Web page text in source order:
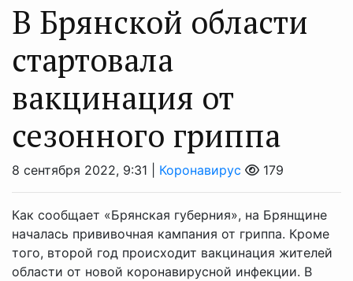
В Брянской области
стартовала
вакцинация от
сезонного гриппа
8 сентября 2022, 9:31 | Коронавирус 179
Как сообщает «Брянская губерния», на Брянщине
началась прививочная кампания от гриппа. Кроме
того, второй год происходит вакцинация жителей
области от новой коронавирусной инфекции. В